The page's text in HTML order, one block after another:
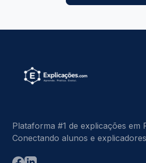
Plataforma #1 de explicações em
Conectando alunos e